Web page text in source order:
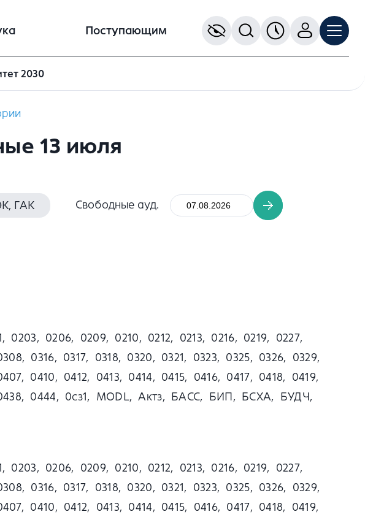
Поступающим
2030
13 июля
ГАК Свободные ауд.
0203, 0206, 0209, 0210, 0212, 0213, 0216, 0219, 0227,
0316, 0317, 0318, 0320, 0321, 0323, 0325, 0326, 0329,
0410, 0412, 0413, 0414, 0415, 0416, 0417, 0418, 0419,
0444, 0сз1, MODL, Актз, БАСС, БИП, БСХА, БУДЧ,
0203, 0206, 0209, 0210, 0212, 0213, 0216, 0219, 0227,
0316, 0317, 0318, 0320, 0321, 0323, 0325, 0326, 0329,
0410, 0412, 0413, 0414, 0415, 0416, 0417, 0418, 0419,